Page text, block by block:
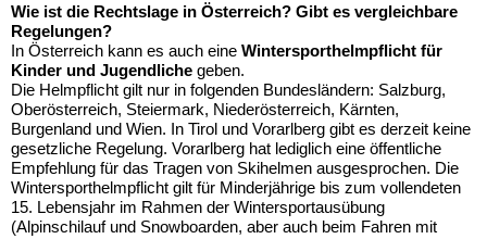
Wie ist die Rechtslage in Österreich? Gibt es vergleichbare
Regelungen?
In Österreich kann es auch eine Wintersporthelmpflicht für
Kinder und Jugendliche geben.
Die Helmpflicht gilt nur in folgenden Bundesländern: Salzburg,
Oberösterreich, Steiermark, Niederösterreich, Kärnten,
Burgenland und Wien. In Tirol und Vorarlberg gibt es derzeit keine
gesetzliche Regelung. Vorarlberg hat lediglich eine öffentliche
Empfehlung für das Tragen von Skihelmen ausgesprochen. Die
Wintersporthelmpflicht gilt für Minderjährige bis zum vollendeten
15. Lebensjahr im Rahmen der Wintersportausübung
(Alpinschilauf und Snowboarden, aber auch beim Fahren mit